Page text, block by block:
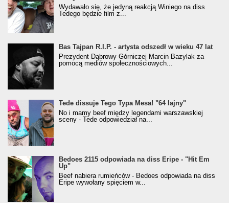
Wydawało się, że jedyną reakcją Winiego na diss
Tedego będzie film z...
Bas Tajpan R.I.P. - artysta odszedł w wieku 47 lat
Prezydent Dąbrowy Górniczej Marcin Bazylak za
pomocą mediów społecznościowych...
Tede dissuje Tego Typa Mesa! "64 lajny"
No i mamy beef między legendami warszawskiej
sceny - Tede odpowiedział na...
Bedoes 2115 odpowiada na diss Eripe - "Hit Em
Up"
Beef nabiera rumieńców - Bedoes odpowiada na diss
Eripe wywołany spięciem w...